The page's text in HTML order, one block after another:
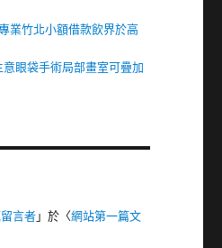
業竹北小額借款飲界於高
眼袋手術局部畫室可疊加
言者」於〈網站第一篇文